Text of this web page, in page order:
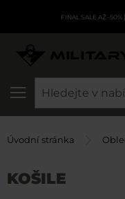
FINAL SALE AŽ -50%|
Úvodní stránka
KOŠILE